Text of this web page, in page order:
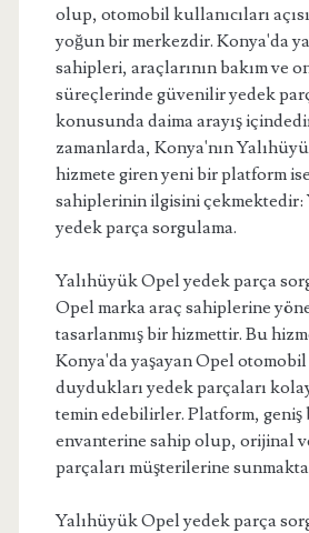
olup, otomobil kullanıcıları
yoğun bir merkezdir. Konya'da
sahipleri, araçlarının bakım ve
süreçlerinde güvenilir yedek
konusunda daima arayış
zamanlarda, Konya'nın
hizmete giren yeni bir platform
sahiplerinin ilgisini çekmektedir:
yedek parça sorgulama.
Yalıhüyük Opel yedek parça
Opel marka araç sahiplerine
tasarlanmış bir hizmettir. Bu
Konya'da yaşayan Opel
duydukları yedek parçaları
temin edebilirler. Platform, geniş
envanterine sahip olup, orijinal
parçaları müşterilerine
Yalıhüyük Opel yedek parça